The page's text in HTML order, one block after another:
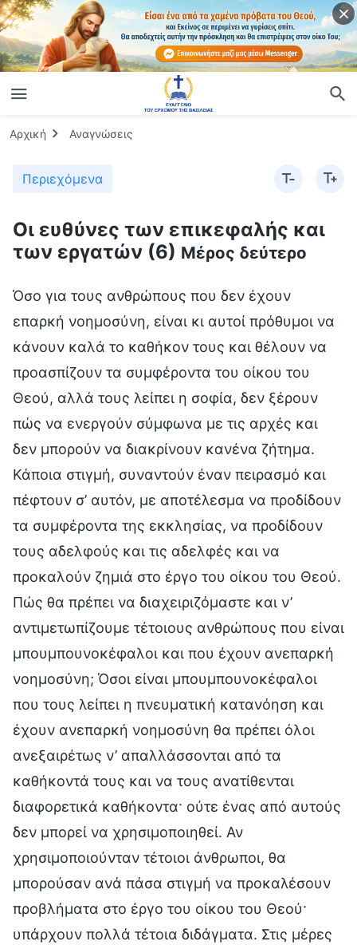
Αρχική Αναγνώσεις
Περιεχόμενα
Οι ευθύνες των επικεφαλής και
των εργατών (6) Μέρος δεύτερο
Όσο για τους ανθρώπους που δεν έχουν
επαρκή νοημοσύνη, είναι κι αυτοί πρόθυμοι να
κάνουν καλά το καθήκον τους και θέλουν να
προασπίζουν τα συμφέροντα του οίκου του
Θεού, αλλά τους λείπει η σοφία, δεν ξέρουν
πώς να ενεργούν σύμφωνα με τις αρχές και
δεν μπορούν να διακρίνουν κανένα ζήτημα.
Κάποια στιγμή, συναντούν έναν πειρασμό και
πέφτουν σ’ αυτόν, με αποτέλεσμα να προδίδουν
τα συμφέροντα της εκκλησίας, να προδίδουν
τους αδελφούς και τις αδελφές και να
προκαλούν ζημιά στο έργο του οίκου του Θεού.
Πώς θα πρέπει να διαχειριζόμαστε και ν’
αντιμετωπίζουμε τέτοιους ανθρώπους που είναι
μπουμπουνοκέφαλοι και που έχουν ανεπαρκή
νοημοσύνη; Όσοι είναι μπουμπουνοκέφαλοι
που τους λείπει η πνευματική κατανόηση και
έχουν ανεπαρκή νοημοσύνη θα πρέπει όλοι
ανεξαιρέτως ν’ απαλλάσσονται από τα
καθήκοντά τους και να τους ανατίθενται
διαφορετικά καθήκοντα· ούτε ένας από αυτούς
δεν μπορεί να χρησιμοποιηθεί. Αν
χρησιμοποιούνταν τέτοιοι άνθρωποι, θα
μπορούσαν ανά πάσα στιγμή να προκαλέσουν
προβλήματα στο έργο του οίκου του Θεού·
υπάρχουν πολλά τέτοια διδάγματα. Στις μέρες